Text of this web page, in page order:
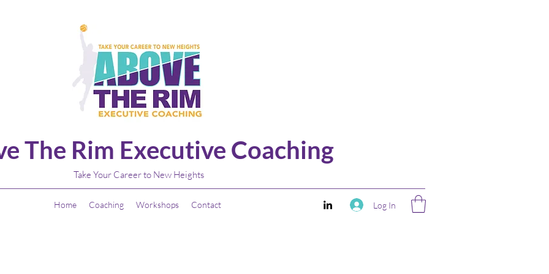
The Rim Executive Coaching
Take Your Career to New Heights
Home Coaching Workshops Contact Log In